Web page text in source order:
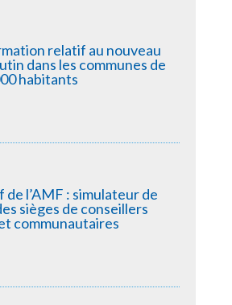
relatif au nouveau
dans les communes de
habitants
de l’AMF : simulateur de
sièges de conseillers
communautaires